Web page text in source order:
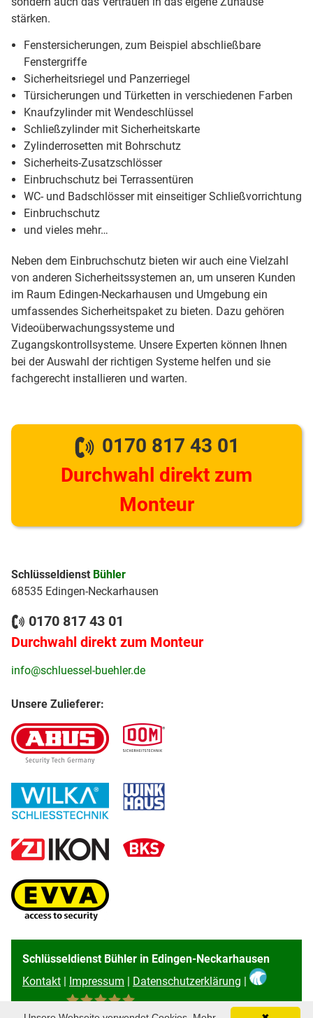
stärken.
Fenstersicherungen, zum Beispiel abschließbare
Fenstergriffe
Sicherheitsriegel und Panzerriegel
Türsicherungen und Türketten in verschiedenen Farben
Knaufzylinder mit Wendeschlüssel
Schließzylinder mit Sicherheitskarte
Zylinderrosetten mit Bohrschutz
Sicherheits-Zusatzschlösser
Einbruchschutz bei Terrassentüren
WC- und Badschlösser mit einseitiger Schließvorrichtung
Einbruchschutz
und vieles mehr…
Neben dem Einbruchschutz bieten wir auch eine Vielzahl
von anderen Sicherheitssystemen an, um unseren Kunden
im Raum Edingen-Neckarhausen und Umgebung ein
umfassendes Sicherheitspaket zu bieten. Dazu gehören
Videoüberwachungssysteme und
Zugangskontrollsysteme. Unsere Experten können Ihnen
bei der Auswahl der richtigen Systeme helfen und sie
fachgerecht installieren und warten.
0170 817 43 01
Durchwahl direkt zum
Monteur
Schlüsseldienst Bühler
68535 Edingen-Neckarhausen
0170 817 43 01
Durchwahl direkt zum Monteur
info@schluessel-buehler.de
Unsere Zulieferer:
Schlüsseldienst Bühler in Edingen-Neckarhausen
Kontakt | Impressum | Datenschutzerklärung |